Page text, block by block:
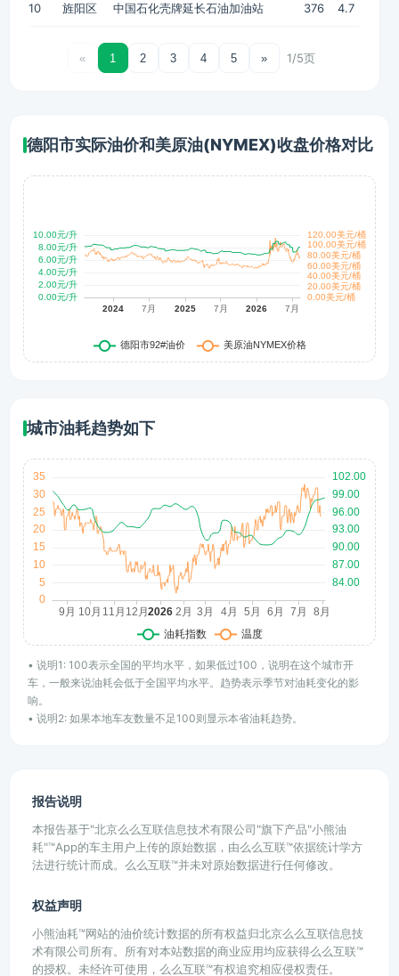
10 旌阳区 中国石化壳牌延长石油加油站 376 4.7
« 1 2 3 4 5 » 1/5页
德阳市实际油价和美原油(NYMEX)收盘价格对比
城市油耗趋势如下
• 说明1: 100表示全国的平均水平，如果低过100，说明在这个城市开
车，一般来说油耗会低于全国平均水平。趋势表示季节对油耗变化的影
响。
• 说明2: 如果本地车友数量不足100则显示本省油耗趋势。
报告说明
本报告基于"北京么么互联信息技术有限公司"旗下产品"小熊油
耗"™App的车主用户上传的原始数据，由么么互联™依据统计学方
法进行统计而成。么么互联™并未对原始数据进行任何修改。
权益声明
小熊油耗™网站的油价统计数据的所有权益归北京么么互联信息技
术有限公司所有。所有对本站数据的商业应用均应获得么么互联™
的授权。未经许可使用，么么互联™有权追究相应侵权责任。